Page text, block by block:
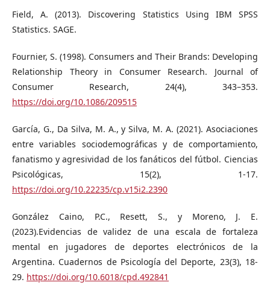
Field, A. (2013). Discovering Statistics Using IBM SPSS
Statistics. SAGE.
Fournier, S. (1998). Consumers and Their Brands: Developing
Relationship Theory in Consumer Research. Journal of
Consumer Research, 24(4), 343–353.
https://doi.org/10.1086/209515
García, G., Da Silva, M. A., y Silva, M. A. (2021). Asociaciones
entre variables sociodemográficas y de comportamiento,
fanatismo y agresividad de los fanáticos del fútbol. Ciencias
Psicológicas, 15(2), 1-17.
https://doi.org/10.22235/cp.v15i2.2390
González Caino, P.C., Resett, S., y Moreno, J. E.
(2023).Evidencias de validez de una escala de fortaleza
mental en jugadores de deportes electrónicos de la
Argentina. Cuadernos de Psicología del Deporte, 23(3), 18-
29. https://doi.org/10.6018/cpd.492841